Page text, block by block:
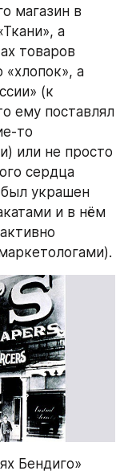
магазин в
а
товаров
«хлопок», а
(к
ему поставлял
то
или не просто
сердца
был украшен
и в нём
Бендиго»